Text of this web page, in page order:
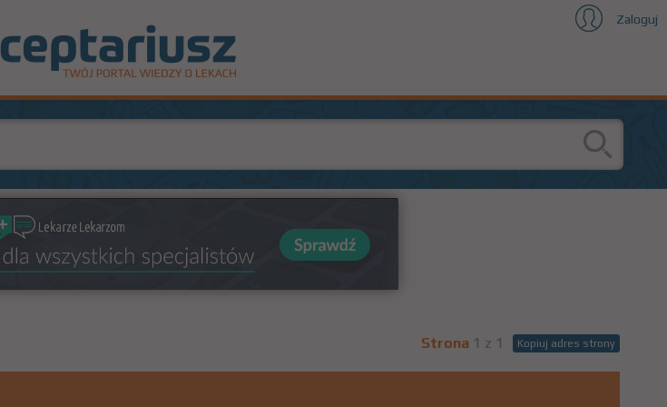
Zaloguj
Kopiuj adres strony
Strona 1 z 1